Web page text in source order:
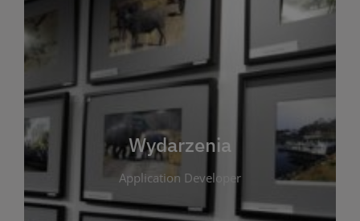
Wydarzenia
Application Developer
Wydarzenia
W tej zakładce publikujemy informacje o
wszystkich wydarzeniach organizowanych przez
bibliotekę. Znajdziesz tu zapowiedzi spotkań
autorskich, warsztatów, prelekcji i zajęć
tematycznych dla różnych grup wiekowych. Każde
wydarzenie ma na celu promowanie kultury
czytelniczej oraz integrację społeczności lokalnej.
Dzięki kalendarzowi wydarzeń możesz łatwo